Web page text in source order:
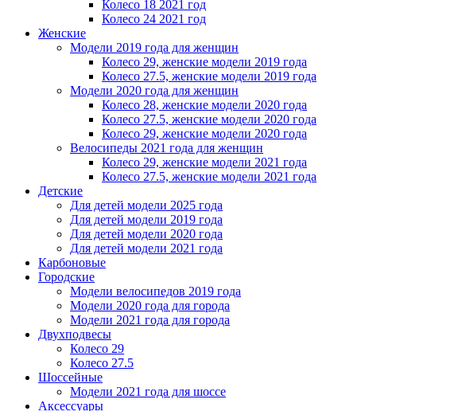
Колесо 18 2021 год
Колесо 24 2021 год
Женскиe
Модели 2019 года для женщин
Колесо 29, женские модели 2019 года
Колесо 27.5, женские модели 2019 года
Модели 2020 года для женщин
Колесо 28, женские модели 2020 года
Колесо 27.5, женские модели 2020 года
Колесо 29, женские модели 2020 года
Велосипеды 2021 года для женщин
Колесо 29, женские модели 2021 года
Колесо 27.5, женские модели 2021 года
Детские
Для детей модели 2025 года
Для детей модели 2019 года
Для детей модели 2020 года
Для детей модели 2021 года
Карбоновые
Городские
Модели велосипедов 2019 года
Модели 2020 года для города
Модели 2021 года для города
Двухподвесы
Колесо 29
Колесо 27.5
Шоссейные
Модели 2021 года для шоссе
Аксессуары